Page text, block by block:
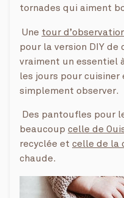
tornades qui aiment
Une tour
pour la version DIY de
vraiment un essentiel
les jours pour
simplement observer.
Des pantoufles pour
beaucoup celle de
recyclée et celle de la
chaude.